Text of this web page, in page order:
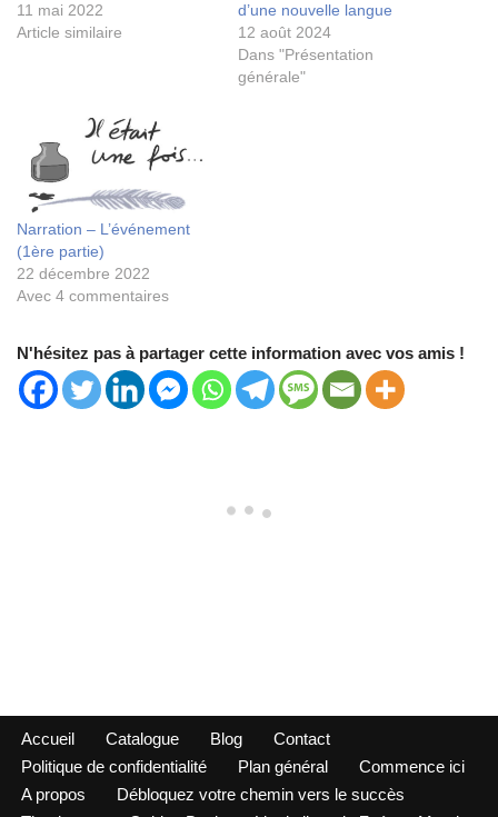
11 mai 2022
Article similaire
d’une nouvelle langue
12 août 2024
Dans "Présentation
générale"
Narration – L’événement
(1ère partie)
22 décembre 2022
Avec 4 commentaires
N'hésitez pas à partager cette information avec vos amis !
0 comments
Comment as a guest: